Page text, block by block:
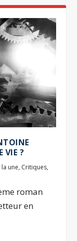
VIE ?
la une, Critiques,
roman
en